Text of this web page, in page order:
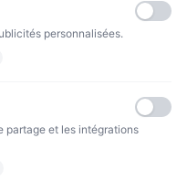
paypal 4 fois sans frais
personnalisées.
partage et les intégrations